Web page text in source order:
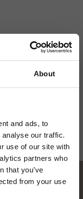
About
and ads, to
our traffic.
use of our site with
partners who
that you’ve
from your use